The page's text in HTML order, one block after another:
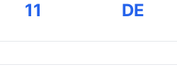
11 DE